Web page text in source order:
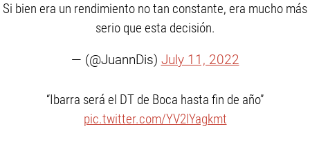
Si bien era un rendimiento no tan constante, era mucho más
serio que esta decisión.
— (@JuannDis) July 11, 2022
“Ibarra será el DT de Boca hasta fin de año”
pic.twitter.com/YV2lYagkmt